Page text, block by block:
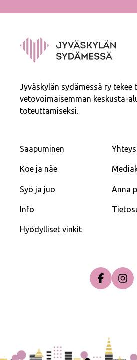
Jyväskylän sydämessä ry tekee
vetovoimaisemman keskusta-
toteuttamiseksi.
Saapuminen
Koe ja näe
Syö ja juo
Info
Hyödylliset vinkit
Anna